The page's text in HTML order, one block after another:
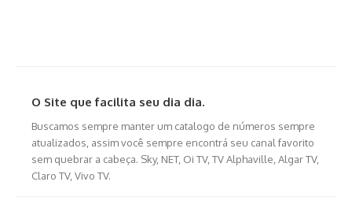
O Site que facilita seu dia dia.
Buscamos sempre manter um catalogo de números sempre
atualizados, assim você sempre encontrá seu canal favorito
sem quebrar a cabeça. Sky, NET, Oi TV, TV Alphaville, Algar TV,
Claro TV, Vivo TV.